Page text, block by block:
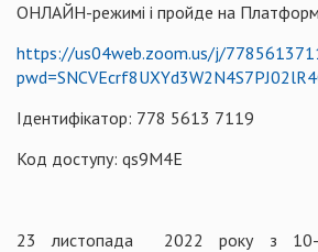
ОНЛАЙН-режимі і пройде на
https://us04web.zoom.us/j/
Ідентифікатор: 778 5613 7119
Код доступу: qs9M4E
23 листопада 2022 року з